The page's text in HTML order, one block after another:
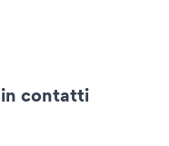
in contatti